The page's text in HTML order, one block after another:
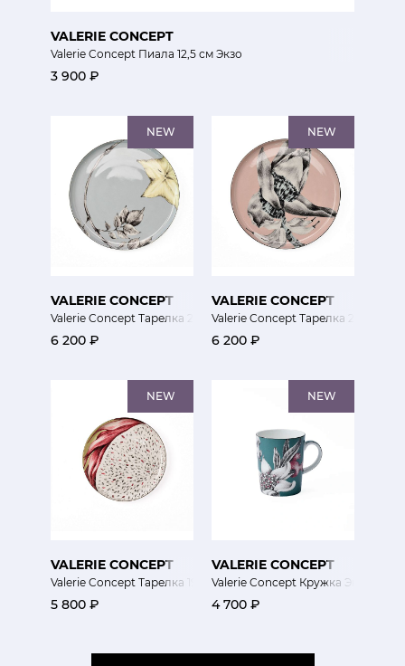
VALERIE CONCEPT
Valerie Concept Пиала 12,5 см Экзо
3 900 ₽
NEW
VALERIE CONCEPT
Valerie Concept Тарелка 26 см Экзо
6 200 ₽
NEW
VALERIE CONCEPT
Valerie Concept Тарелка 26 см
6 200 ₽
NEW
VALERIE CONCEPT
Valerie Concept Тарелка 19.7 см Экзо
5 800 ₽
NEW
VALERIE CONCEPT
Valerie Concept Кружка Экзо
4 700 ₽